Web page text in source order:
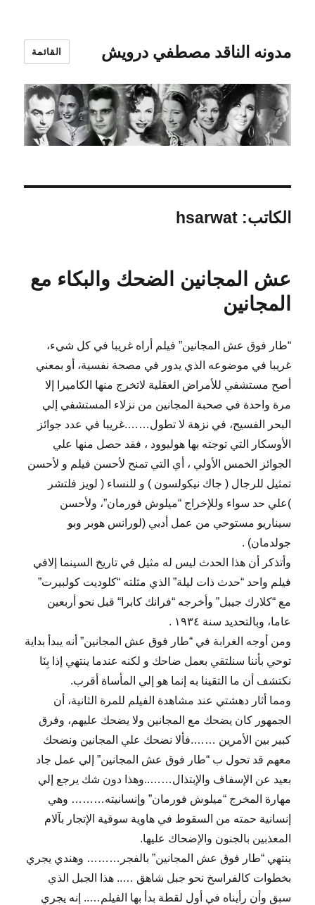
مدونه الناقد مصطفي درويش القائمة
الكاتب:hsarwat
عش المجانين الضحك والبكاء مع
المجانين
“طار فوق عش المجانين” فيلم أراه غريبا في كل شيء،
غريبا في موضوعه الذي يدور في مصحة نفسية، أو بمعني
أصح مستشفي للأمراض العقلية لاتخرج منها الكاميرا إلا
مرة واحدة في صحبة المجانين من نزلاء المستشفي إلي
البحر الفسيح، في نزهة لا تطول…….غريبا في عدد جوائز
الأوسكار التي توجته بها هوليوود ، فقد حصل منها علي
الجوائز الخمس الأولي ، أي التي تمنح لأحسن فيلم و لأحسن
تمثيل للرجال ( جاك نيكولسون ) و للنساء ( لويز فلتشر
)علي حد سواء وللإخراج “ميلوش فورمان”، ولأحسن
سيناريو مستوحي من عمل أدبي (لورانس هوبر وبو
جولدمان) .
وأتذكر أن هذا الحدث ليس له مثيل في تاريخ السينما إلافي
فيلم واحد “حدث ذات ليلة” الذي مثلته “كلوديت كولبيرت”
مع “كلارك جيبل” وأخرجه “فرانك كابرا“ قبل نحو أربعين
عاما، وبالتحديد سنة ١٩٣٤ .
ومن أوجه الغرابة في “طار فوق عش المجانين” أنه يبدأ بداية
توحي بأننا سنلتقي بعمل ضاحك و لكنه عندما ينتهي إذا بِنَا
نكتشف أن ما التقينا به إنما هو إلي المأساة أقرب.
ومما أثار دهشتي عند مشاهدة الفيلم للمرة الثانية، أن
الجمهور كان يضحك مع المجانين ولا يضحك عليهم، وفرق
كبير بين الأمرين …….فألا نضحك علي المجانين ونضحك
معهم قد تحول ب “طار فوق عش المجانين” إلي عمل جاد
بعيد عن الإسفاف والإبتذال……..وهذا دون شك يرجع إلي
مهارة المخرج “ميلوش فورمان” وإنسانيته……… وهي
إنسانية حمته من السقوط في هاوية سوقية الإتجار بآلام
المعذبين بالجنون والإضحاك عليها.
ينتهي “طار فوق عش المجانين” بالفجر……… وهندي يجري
بخطوات كالفراسخ نحو جبل شاهق ….. هذا الجبل الذي
سبق وأن رأيناه في أول لقطة بدأ بها الفيلم….. إنه يجري